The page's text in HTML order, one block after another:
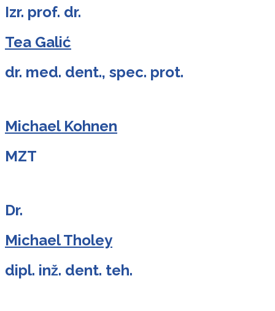
Izr. prof. dr.
Tea Galić
dr. med. dent., spec. prot.
Michael Kohnen
MZT
Dr.
Michael Tholey
dipl. inž. dent. teh.